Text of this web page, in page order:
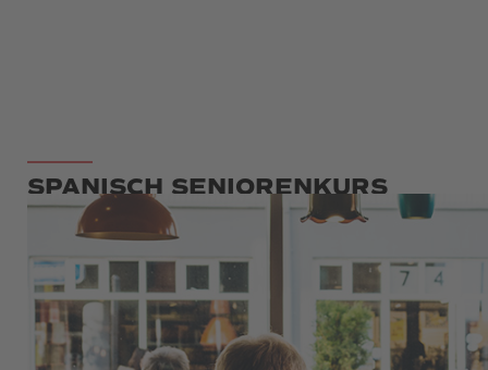
SPANISCH SENIORENKURS
360 €
Spanischkurs speziell für Senior:innen